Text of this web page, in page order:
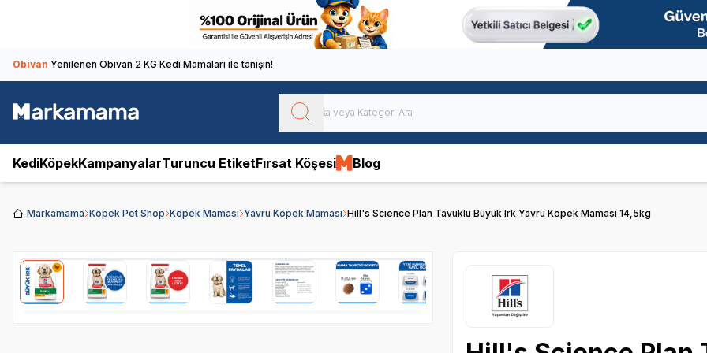
Obivan Yenilenen Obivan 2 KG Kedi Mamaları ile tanışın!
KediKöpekKampanyalarTuruncu EtiketFırsat Köşesi Blog
Markamama Köpek Pet Shop Köpek Maması Yavru Köpek Maması Hill's Science Plan Tavuklu Büyük Irk Yavru Köpek Maması 14,5kg